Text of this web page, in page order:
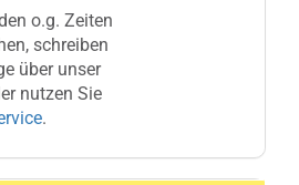
o.g. Zeiten
schreiben
über unser
nutzen Sie
.